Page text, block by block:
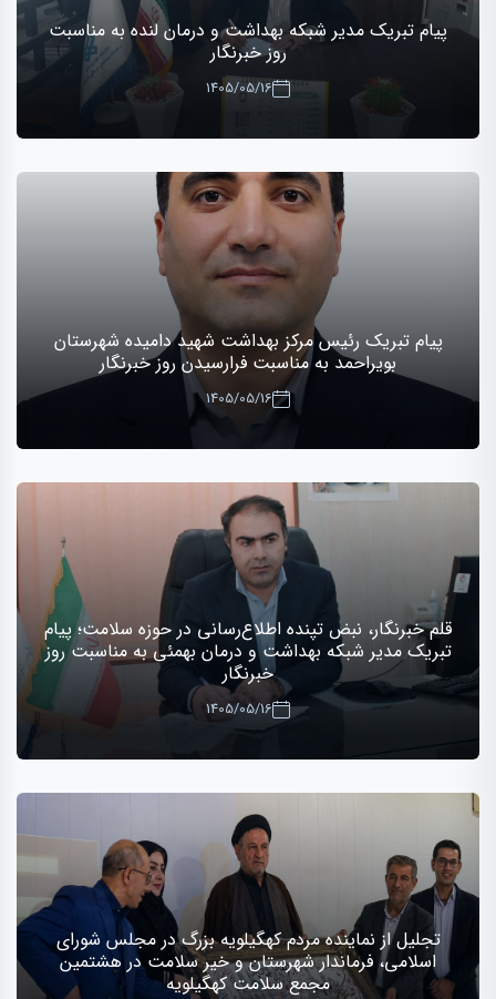
پیام تبریک مدیر شبکه بهداشت و درمان لنده به مناسبت
روز خبرنگار
1405/05/16
پیام تبریک رئیس مرکز بهداشت شهید دامیده شهرستان
بویراحمد به مناسبت فرارسیدن روز خبرنگار
1405/05/16
قلم خبرنگار، نبض تپنده اطلاع‌رسانی در حوزه سلامت؛ پیام
تبریک مدیر شبکه بهداشت و درمان بهمئی به مناسبت روز
خبرنگار
1405/05/16
تجلیل از نماینده مردم کهگیلویه بزرگ در مجلس شورای
اسلامی، فرماندار شهرستان و خیر سلامت در هشتمین
مجمع سلامت کهگیلویه